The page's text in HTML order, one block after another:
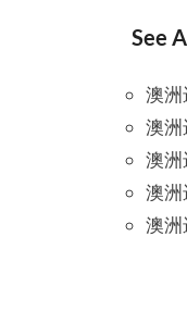
See
澳洲
澳洲
澳洲
澳洲
澳洲